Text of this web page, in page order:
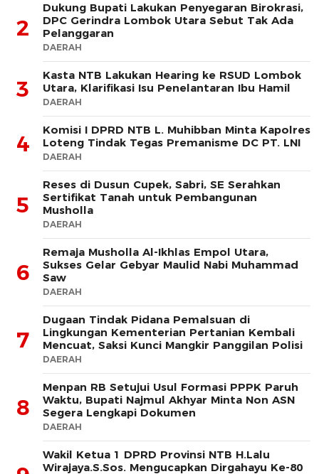
2
Dukung Bupati Lakukan Penyegaran Birokrasi,
DPC Gerindra Lombok Utara Sebut Tak Ada
Pelanggaran
DAERAH
3
Kasta NTB Lakukan Hearing ke RSUD Lombok
Utara, Klarifikasi Isu Penelantaran Ibu Hamil
DAERAH
4
Komisi I DPRD NTB L. Muhibban Minta Kapolres
Loteng Tindak Tegas Premanisme DC PT. LNI
DAERAH
5
Reses di Dusun Cupek, Sabri, SE Serahkan
Sertifikat Tanah untuk Pembangunan
Musholla
DAERAH
6
Remaja Musholla Al-Ikhlas Empol Utara,
Sukses Gelar Gebyar Maulid Nabi Muhammad
Saw
DAERAH
7
Dugaan Tindak Pidana Pemalsuan di
Lingkungan Kementerian Pertanian Kembali
Mencuat, Saksi Kunci Mangkir Panggilan Polisi
DAERAH
8
Menpan RB Setujui Usul Formasi PPPK Paruh
Waktu, Bupati Najmul Akhyar Minta Non ASN
Segera Lengkapi Dokumen
DAERAH
Wakil Ketua 1 DPRD Provinsi NTB H.Lalu
Wirajaya.S.Sos. Mengucapkan Dirgahayu Ke-80